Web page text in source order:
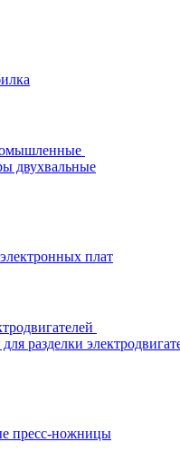
двухвальные
плат
разделки
пресс-ножницы